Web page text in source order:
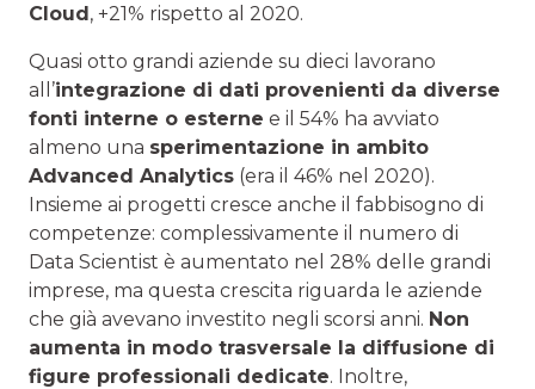
Cloud, +21% rispetto al 2020.
Quasi otto grandi aziende su dieci lavorano
all’integrazione di dati provenienti da diverse
fonti interne o esterne e il 54% ha avviato
almeno una sperimentazione in ambito
Advanced Analytics (era il 46% nel 2020).
Insieme ai progetti cresce anche il fabbisogno di
competenze: complessivamente il numero di
Data Scientist è aumentato nel 28% delle grandi
imprese, ma questa crescita riguarda le aziende
che già avevano investito negli scorsi anni. Non
aumenta in modo trasversale la diffusione di
figure professionali dedicate. Inoltre,